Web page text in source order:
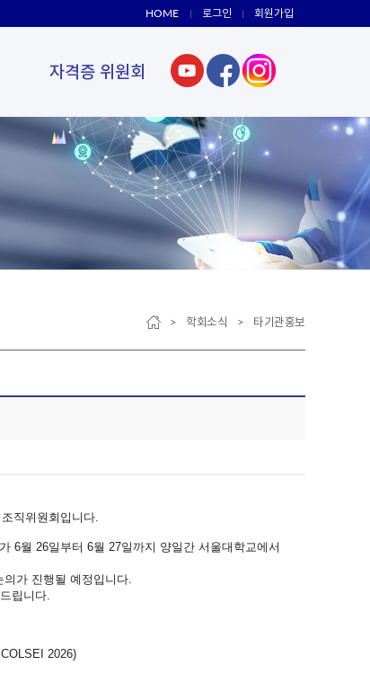
HOME 로그인 회원가입
자격증 위원회
> 학회소식 > 타기관홍보
직위원회입니다.
6월 26일부터 6월 27일까지 양일간 서울대학교에서
가 진행될 예정입니다.
립니다.
2026)